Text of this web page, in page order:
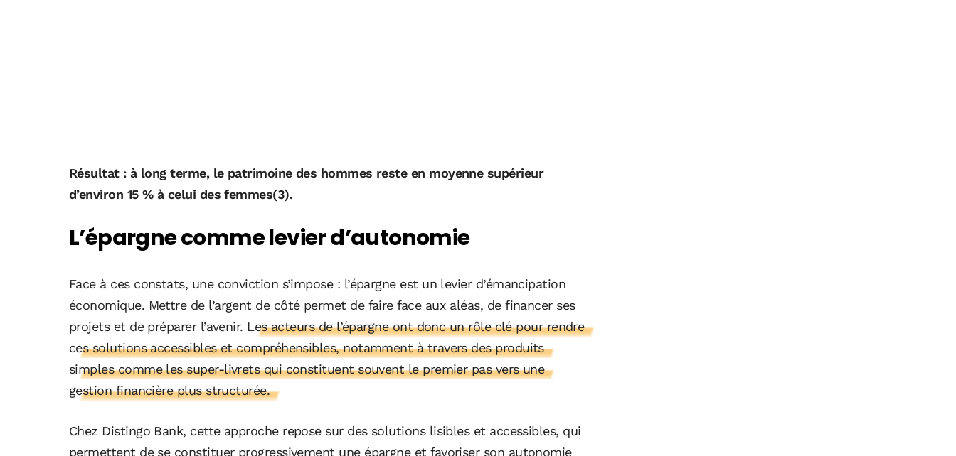
Résultat : à long terme, le patrimoine des hommes reste en moyenne supérieur
d’environ 15 % à celui des femmes(3).
L’épargne comme levier d’autonomie
Face à ces constats, une conviction s’impose : l’épargne est un levier d’émancipation
économique. Mettre de l’argent de côté permet de faire face aux aléas, de financer ses
projets et de préparer l’avenir. Les acteurs de l’épargne ont donc un rôle clé pour rendre
ces solutions accessibles et compréhensibles, notamment à travers des produits
simples comme les super-livrets qui constituent souvent le premier pas vers une
gestion financière plus structurée.
Chez Distingo Bank, cette approche repose sur des solutions lisibles et accessibles, qui
permettent de se constituer progressivement une épargne et favoriser son autonomie